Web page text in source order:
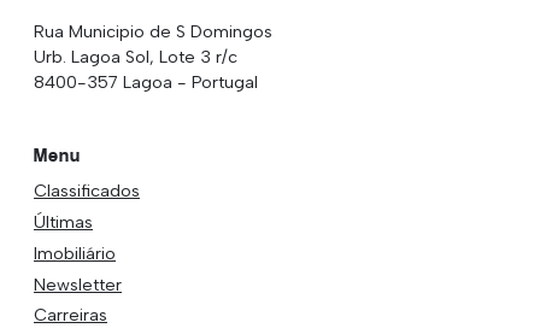
Rua Municipio de S Domingos
Urb. Lagoa Sol, Lote 3 r/c
8400-357 Lagoa - Portugal
Menu
Classificados
Últimas
Imobiliário
Newsletter
Carreiras